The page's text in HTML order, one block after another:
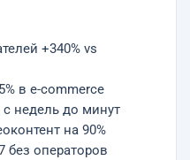
+340% vs
в e-commerce
с недель до минут
на 90%
без операторов